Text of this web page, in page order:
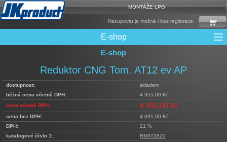
MONTÁŽE LPG
Nakupovat je možné i bez registrace
E-shop
CNG Nádrže
Elektronika + Emulátory
Filtry + Membrány
LPG Nádrže
Mixy + protizášlehové klapky
Multiventily + příslušenství
Ochrana Motoru
Přepínače
Rámy nádrží
Redukce plnění
Reduktory
Řídící jednotky + Testry
Sady + vstřikovače
Spojovací Materiál
Spotřební materiál
Trubky a Hadice
Ventily
E-shop
Reduktor CNG Tom. AT12 ev AP
dostupnost:
skladem
běžná cena včetně DPH:
4 955,00 Kč
cena včetně DPH:
4 955,00 Kč
cena bez DPH:
4 095,00 Kč
DPH:
21 %
katalogové číslo 1:
RMAT3820